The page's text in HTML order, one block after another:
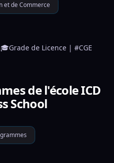
et de Commerce
de Licence | #CGE
de l'école ICD
School